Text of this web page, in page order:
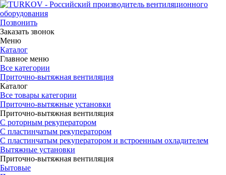
Позвонить
Заказать звонок
Меню
Каталог
Главное меню
Все категории
Приточно-вытяжная вентиляция
Каталог
Все товары категории
Приточно-вытяжные установки
Приточно-вытяжная вентиляция
С роторным рекуператором
С пластинчатым рекуператором
С пластинчатым рекуператором и встроенным охладителем
Вытяжные установки
Приточно-вытяжная вентиляция
Бытовые